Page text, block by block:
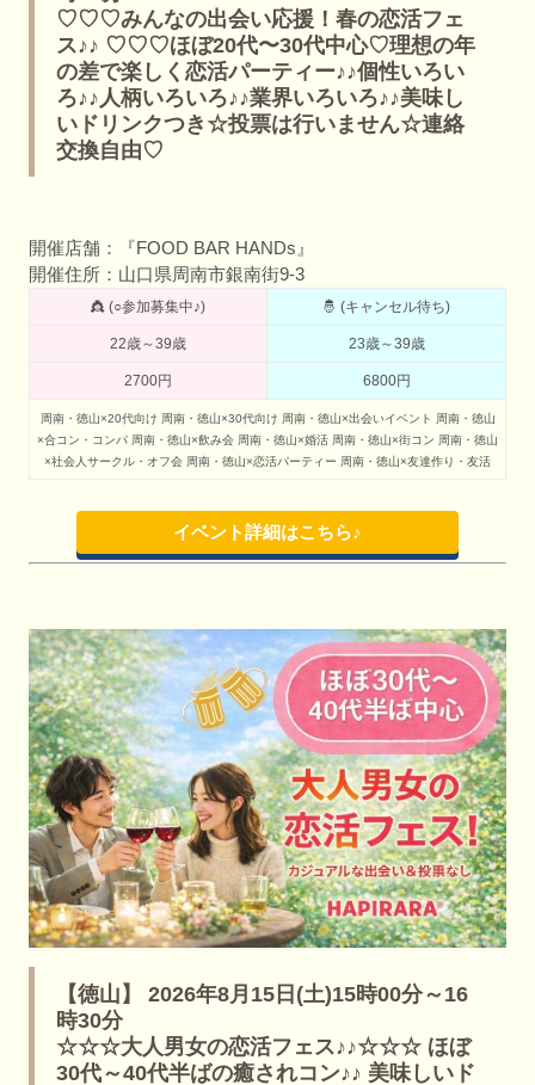
♡♡♡みんなの出会い応援！春の恋活フェ
ス♪♪ ♡♡♡ほぼ20代〜30代中心♡理想の年
の差で楽しく恋活パーティー♪♪個性いろい
ろ♪♪人柄いろいろ♪♪業界いろいろ♪♪美味し
いドリンクつき☆投票は行いません☆連絡
交換自由♡
開催店舗：『FOOD BAR HANDs』
開催住所：山口県周南市銀南街9-3
👸 (○参加募集中♪) 🤴 (キャンセル待ち)
22歳～39歳 23歳～39歳
2700円 6800円
周南・徳山×20代向け 周南・徳山×30代向け 周南・徳山×出会いイベント
周南・徳山
×合コン・コンパ 周南・徳山×飲み会 周南・徳山×婚活 周南・徳山×街コン 周南・徳山
×社会人サークル・オフ会 周南・徳山×恋活パーティー 周南・徳山×友達作り・友活
イベント詳細はこちら♪
【徳山】 2026年8月15日(土)15時00分～16
時30分
☆☆☆大人男女の恋活フェス♪♪☆☆☆ ほぼ
30代～40代半ばの癒されコン♪♪ 美味しいド